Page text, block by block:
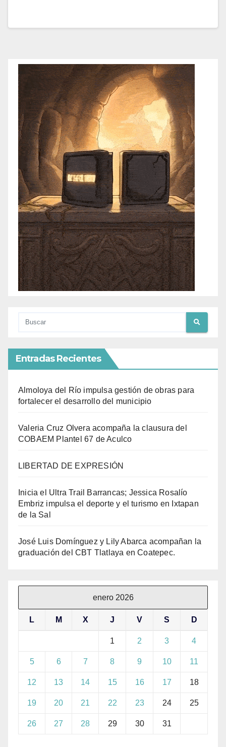
Entradas Recientes
Almoloya del Río impulsa gestión de obras para
fortalecer el desarrollo del municipio
Valeria Cruz Olvera acompaña la clausura del
COBAEM Plantel 67 de Aculco
LIBERTAD DE EXPRESIÓN
Inicia el Ultra Trail Barrancas; Jessica Rosalío
Embriz impulsa el deporte y el turismo en Ixtapan
de la Sal
José Luis Domínguez y Lily Abarca acompañan la
graduación del CBT Tlatlaya en Coatepec.
enero 2026
L M X J V S D
1 2 3 4
5 6 7 8 9 10 11
12 13 14 15 16 17 18
19 20 21 22 23 24 25
26 27 28 29 30 31